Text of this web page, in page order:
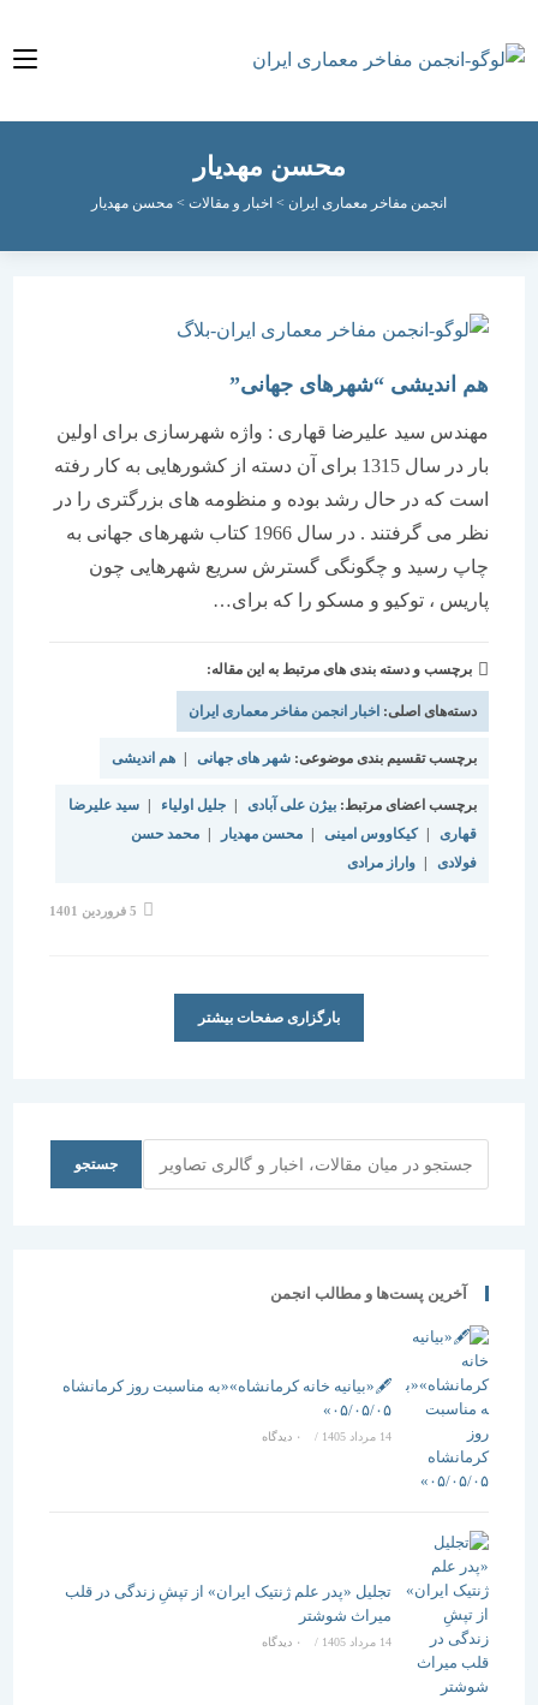
محسن مهدیار
انجمن مفاخر معماری ایران > اخبار و مقالات>محسن مهدیار
هم اندیشی “شهرهای جهانی”
مهندس سید علیرضا قهاری : واژه شهرسازی برای اولین
بار در سال 1315 برای آن دسته از کشورهایی به کار رفته
است که در حال رشد بوده و منظومه های بزرگتری را در
نظر می گرفتند . در سال 1966 کتاب شهرهای جهانی به
چاپ رسید و چگونگی گسترش سریع شهرهایی چون
پاریس ، توکیو و مسکو را که برای…
برچسب و دسته بندی های مرتبط به این مقاله:
دسته‌های اصلی:اخبار انجمن مفاخر معماری ایران
برچسب تقسیم بندی موضوعی:شهر های جهانی | هم اندیشی
برچسب اعضای مرتبط: بیژن علی آبادی | جلیل اولیاء |
سید علیرضا
| کیکاووس امینی | محسن مهدیار | محمد حسن
| واراز مرادی
بارگزاری صفحات بیشتر
جستجو
آخرین پست‌ها و مطالب انجمن
🖋️«بیانیه خانه کرمانشاه»«به مناسبت روز کرمانشاه
۰۵/۰۵/۰۵»
/ ۰ دیدگاه
تجلیل «پدر علم ژنتیک ایران» از تپشِ زندگی در قلب
میراث شوشتر
14 مرداد 1405 / ۰ دیدگاه